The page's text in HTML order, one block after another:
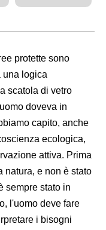
protette sono
una logica
scatola di vetro
doveva in
capito, anche
ecologica,
attiva. Prima
natura, e non è stato
sempre stato in
l'uomo deve fare
i bisogni